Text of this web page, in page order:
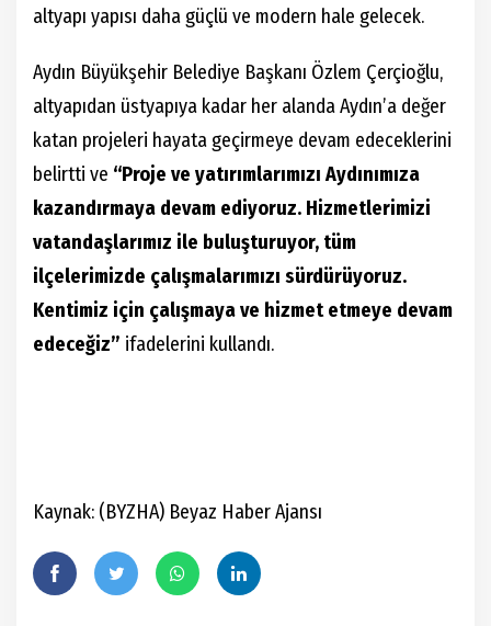
altyapı yapısı daha güçlü ve modern hale gelecek.
Aydın Büyükşehir Belediye Başkanı Özlem Çerçioğlu,
altyapıdan üstyapıya kadar her alanda Aydın’a değer
katan projeleri hayata geçirmeye devam edeceklerini
belirtti ve “Proje ve yatırımlarımızı Aydınımıza
kazandırmaya devam ediyoruz. Hizmetlerimizi
vatandaşlarımız ile buluşturuyor, tüm
ilçelerimizde çalışmalarımızı sürdürüyoruz.
Kentimiz için çalışmaya ve hizmet etmeye devam
edeceğiz” ifadelerini kullandı.
Kaynak: (BYZHA) Beyaz Haber Ajansı